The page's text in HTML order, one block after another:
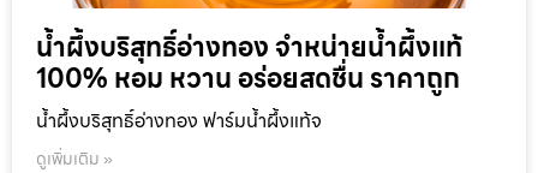
น้ำผึ้งบริสุทธิ์อ่างทอง จำหน่ายน้ำผึ้งแท้
100% หอม หวาน อร่อยสดชื่น ราคาถูก
น้ำผึ้งบริสุทธิ์อ่างทอง ฟาร์มน้ำผึ้งแท้จ
ดูเพิ่มเติม »